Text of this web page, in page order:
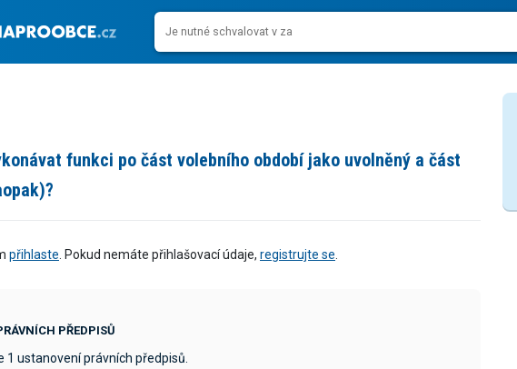
funkci po část volebního období jako uvolněný a část
přihlaste . Pokud nemáte přihlašovací údaje, registrujte se
PŘEDPISŮ
1 ustanovení právních předpisů.